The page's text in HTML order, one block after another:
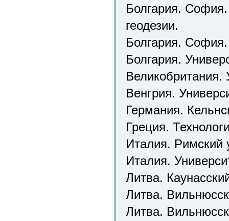
Болгария. София.
геодезии.
Болгария. София.
Болгария.
Великобритания.
Венгрия.
Германия.
Греция.
Италия. Римский
Италия.
Литва.
Литва.
Литва.